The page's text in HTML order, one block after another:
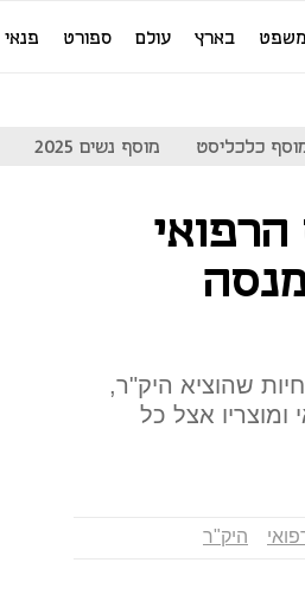
משפט בארץ עולם ספורט פנאי
כלכליסט מוסף נשים 2025
שהוציא היק"ר,
אצל כל
היק"ר